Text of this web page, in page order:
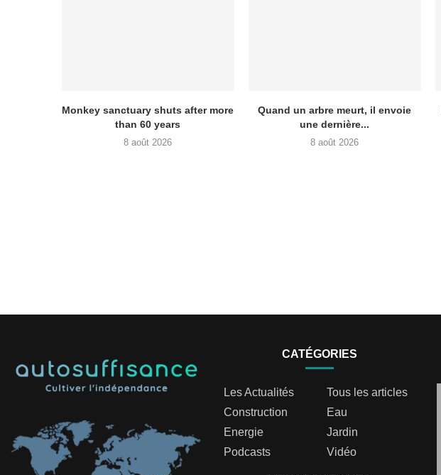
Monkey sanctuary shuts after more
than 60 years
8 août 2026
Quand un arbre meurt, il envoie
une dernière...
8 août 2026
CATÉGORIES
Les Actualités
Tous les articles
Construction
Eau
Energie
Jardin
Podcasts
Vidéo